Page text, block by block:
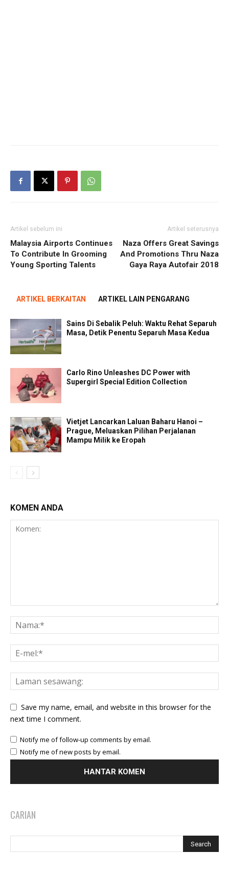
Artikel sebelum ini
Malaysia Airports Continues
To Contribute In Grooming
Young Sporting Talents
Artikel seterusnya
Naza Offers Great Savings
And Promotions Thru Naza
Gaya Raya Autofair 2018
ARTIKEL BERKAITAN ARTIKEL LAIN PENGARANG
Sains Di Sebalik Peluh: Waktu Rehat Separuh
Masa, Detik Penentu Separuh Masa Kedua
Carlo Rino Unleashes DC Power with
Supergirl Special Edition Collection
Vietjet Lancarkan Laluan Baharu Hanoi –
Prague, Meluaskan Pilihan Perjalanan
Mampu Milik ke Eropah
KOMEN ANDA
Save my name, email, and website in this browser for the
next time I comment.
Notify me of follow-up comments by email.
Notify me of new posts by email.
CARIAN